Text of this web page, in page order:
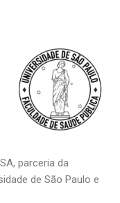
parceria da
de São Paulo e